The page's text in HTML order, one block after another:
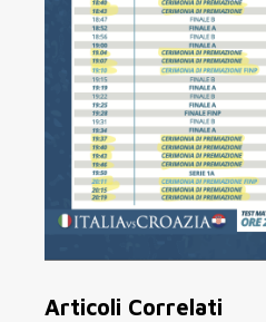
Articoli Correlati